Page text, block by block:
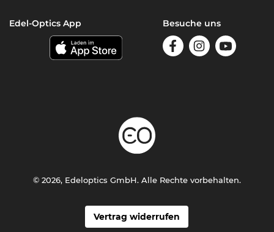
Edel-Optics App Besuche uns
Vertrag widerrufen
© 2026, Edeloptics GmbH. Alle Rechte vorbehalten.